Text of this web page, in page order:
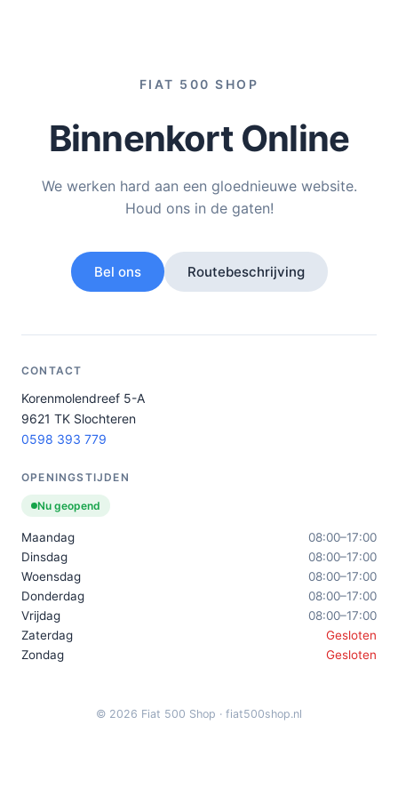
FIAT 500 SHOP
Binnenkort Online
We werken hard aan een gloednieuwe website.
Houd ons in de gaten!
Bel ons Routebeschrijving
CONTACT
Korenmolendreef 5-A
9621 TK Slochteren
0598 393 779
OPENINGSTIJDEN
Nu geopend
Maandag
08:00–17:00
Dinsdag
08:00–17:00
Woensdag
08:00–17:00
Donderdag
08:00–17:00
Vrijdag
08:00–17:00
Zaterdag
Gesloten
Zondag
Gesloten
© 2026 Fiat 500 Shop · fiat500shop.nl